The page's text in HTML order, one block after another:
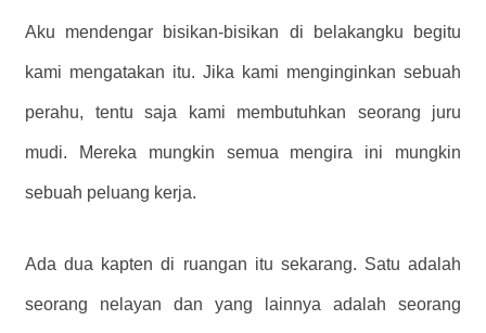
Aku mendengar bisikan-bisikan di belakangku begitu
kami mengatakan itu. Jika kami menginginkan sebuah
perahu, tentu saja kami membutuhkan seorang juru
mudi. Mereka mungkin semua mengira ini mungkin
sebuah peluang kerja.
Ada dua kapten di ruangan itu sekarang. Satu adalah
seorang nelayan dan yang lainnya adalah seorang